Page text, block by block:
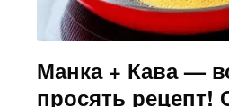
Манка + Кава —
просять рецепт!